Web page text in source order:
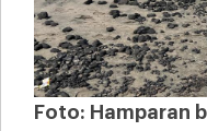
Foto: Hamparan